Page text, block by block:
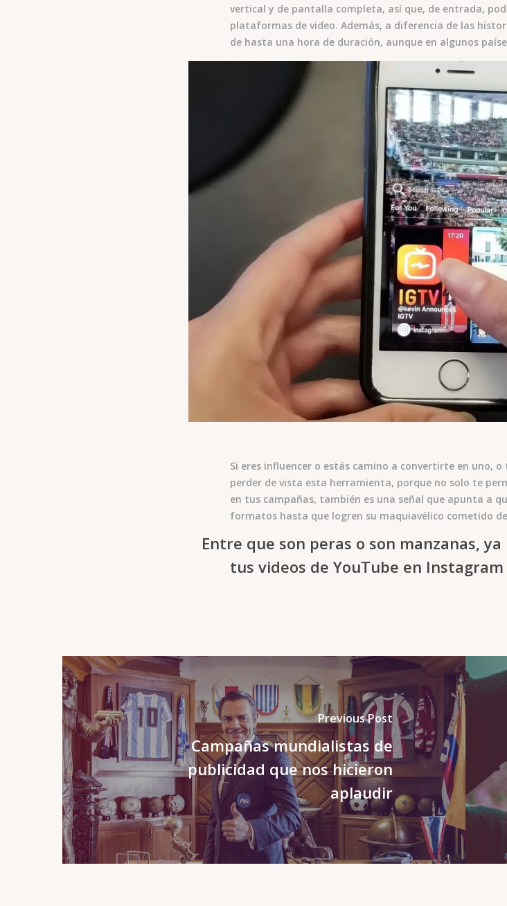
vertical y de pantalla completa, así que, de entrada,
plataformas de video. Además, a diferencia de las
de hasta una hora de duración, aunque en algunos
Si eres influencer o estás camino a convertirte en uno,
perder de vista esta herramienta, porque no solo te
en tus campañas, también es una señal que apunta a
formatos hasta que logren su maquiavélico cometido
Entre que son peras o son manzanas,
tus videos de YouTube en
Previous Post
Campañas mundialistas de
publicidad que nos hicieron
aplaudir